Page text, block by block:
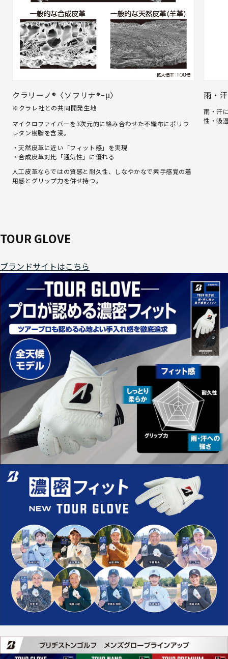
クラリーノ®〈ソフリナ®ｰμ〉
※クラレ社との共同開発生地
マイクロファイバーを3次元的に絡み合わせた不織布にポリウ
レタン樹脂を含浸。
・天然皮革に近い「フィット感」を実現
・合成皮革対比「通気性」に優れる
人工皮革ならではの質感と耐久性、しなやかなで素手感覚の着
用感とグリップ力を併せ持つ。
雨・
雨・汗
性・吸
TOUR GLOVE
ブランドサイトはこちら